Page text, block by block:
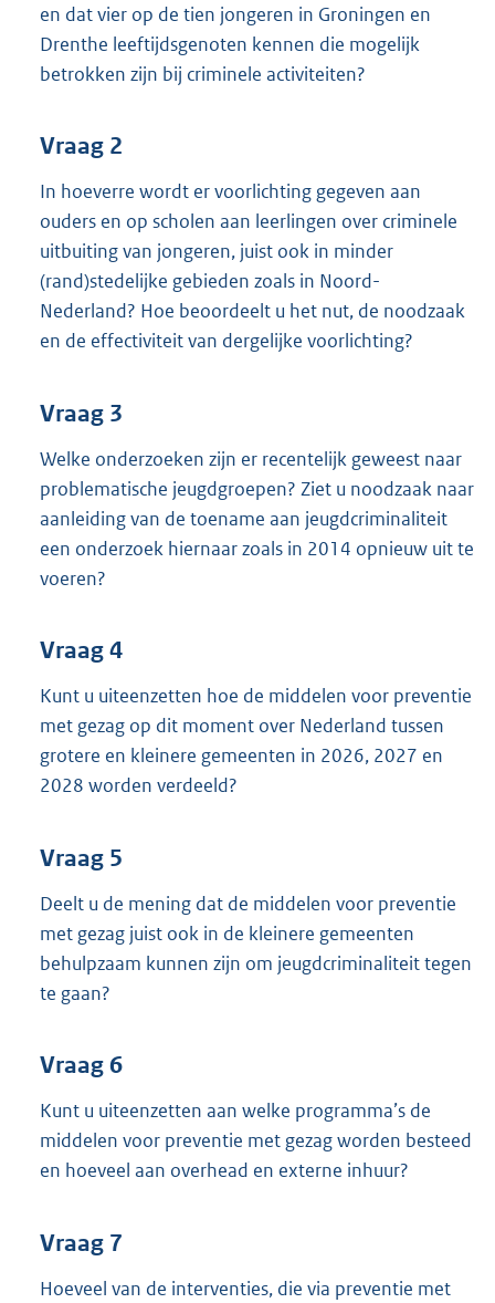
en dat vier op de tien jongeren in Groningen en
Drenthe leeftijdsgenoten kennen die mogelijk
betrokken zijn bij criminele activiteiten?
Vraag 2
In hoeverre wordt er voorlichting gegeven aan
ouders en op scholen aan leerlingen over criminele
uitbuiting van jongeren, juist ook in minder
(rand)stedelijke gebieden zoals in Noord-
Nederland? Hoe beoordeelt u het nut, de noodzaak
en de effectiviteit van dergelijke voorlichting?
Vraag 3
Welke onderzoeken zijn er recentelijk geweest naar
problematische jeugdgroepen? Ziet u noodzaak naar
aanleiding van de toename aan jeugdcriminaliteit
een onderzoek hiernaar zoals in 2014 opnieuw uit te
voeren?
Vraag 4
Kunt u uiteenzetten hoe de middelen voor preventie
met gezag op dit moment over Nederland tussen
grotere en kleinere gemeenten in 2026, 2027 en
2028 worden verdeeld?
Vraag 5
Deelt u de mening dat de middelen voor preventie
met gezag juist ook in de kleinere gemeenten
behulpzaam kunnen zijn om jeugdcriminaliteit tegen
te gaan?
Vraag 6
Kunt u uiteenzetten aan welke programma’s de
middelen voor preventie met gezag worden besteed
en hoeveel aan overhead en externe inhuur?
Vraag 7
Hoeveel van de interventies, die via preventie met